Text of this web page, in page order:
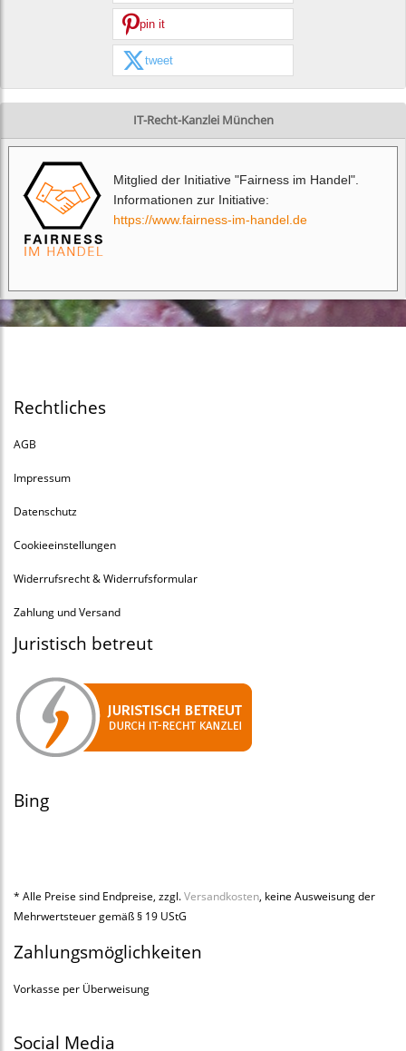
pin it
tweet
IT-Recht-Kanzlei München
Mitglied der Initiative "Fairness im Handel".
Informationen zur Initiative:
https://www.fairness-im-handel.de
Rechtliches
AGB
Impressum
Datenschutz
Cookieeinstellungen
Widerrufsrecht & Widerrufsformular
Zahlung und Versand
Juristisch betreut
Bing
* Alle Preise sind Endpreise, zzgl.Versandkosten, keine Ausweisung der
Mehrwertsteuer gemäß § 19 UStG
Zahlungsmöglichkeiten
Vorkasse per Überweisung
Social Media